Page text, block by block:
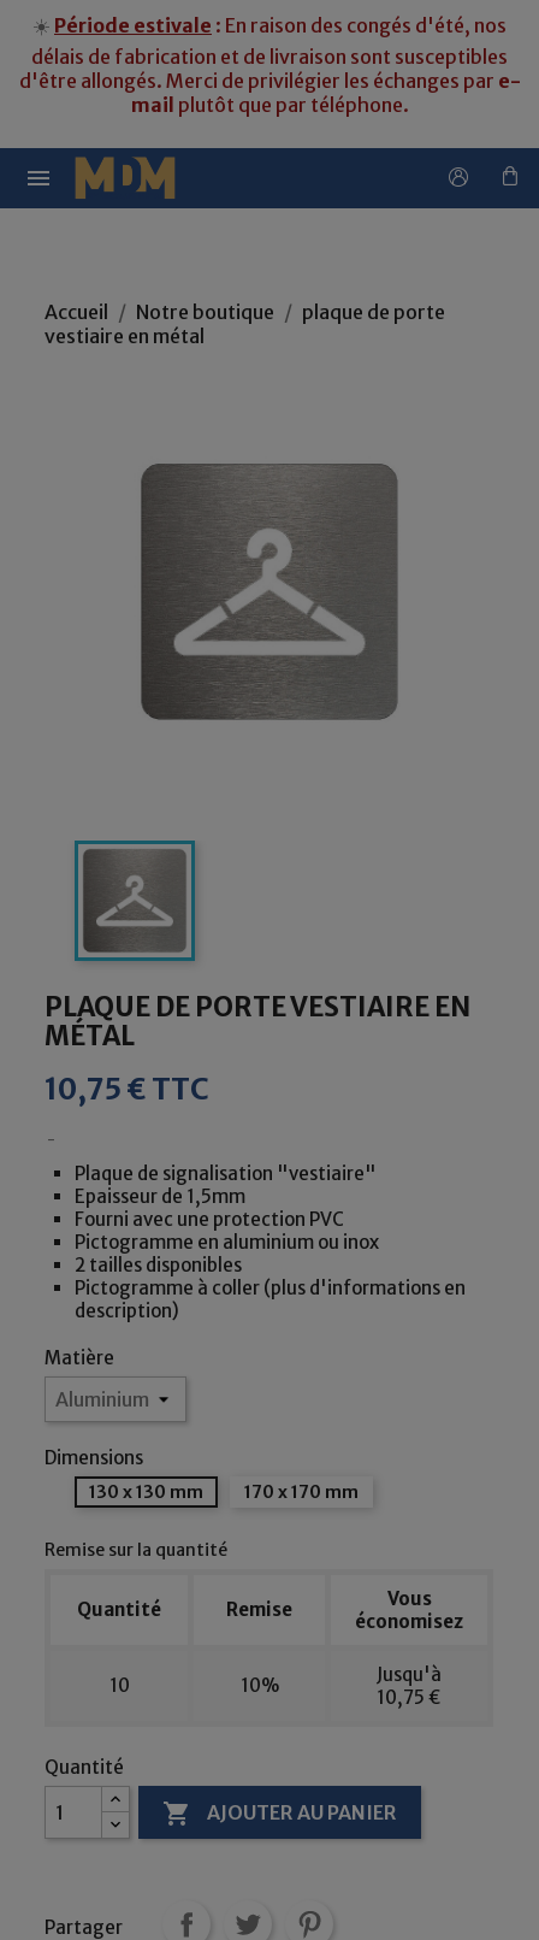
☀️ Période estivale : En raison des congés d'été, nos
délais de fabrication et de livraison sont susceptibles
d'être allongés. Merci de privilégier les échanges par e-
mail plutôt que par téléphone.

Accueil Notre boutique
plaque de porte
vestiaire en métal
PLAQUE DE PORTE VESTIAIRE EN
MÉTAL
10,75 € TTC
Plaque de signalisation "vestiaire"
Epaisseur de 1,5mm
Fourni avec une protection PVC
Pictogramme en aluminium ou inox
2 tailles disponibles
Pictogramme à coller (plus d'informations en
description)
Matière
Dimensions
130 x 130 mm 170 x 170 mm
Remise sur la quantité
Quantité Remise
Vous
économisez
10 10%
Jusqu'à
10,75 €
Quantité
 AJOUTER AU PANIER
Partager